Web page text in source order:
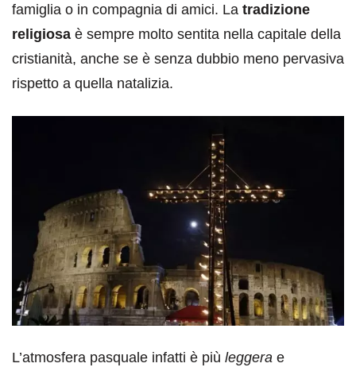
famiglia o in compagnia di amici. La tradizione
religiosa è sempre molto sentita nella capitale della
cristianità, anche se è senza dubbio meno pervasiva
rispetto a quella natalizia.
L’atmosfera pasquale infatti è più leggera e